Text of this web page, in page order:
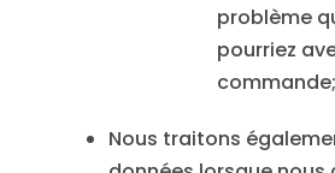
problème
pourriez
commande;
Nous traitons